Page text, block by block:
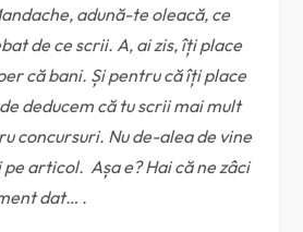
adună-te oleacă, ce
de ce scrii. A, ai zis, îți place
că bani. Și pentru că îți place
deducem că tu scrii mai mult
concursuri. Nu de-alea de vine
articol. Așa e? Hai că ne zâci
dat… .